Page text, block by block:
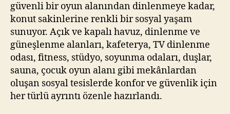
güvenli bir oyun alanından dinlenmeye kadar,
konut sakinlerine renkli bir sosyal yaşam
sunuyor. Açık ve kapalı havuz, dinlenme ve
güneşlenme alanları, kafeterya, TV dinlenme
odası, fitness, stüdyo, soyunma odaları, duşlar,
sauna, çocuk oyun alanı gibi mekânlardan
oluşan sosyal tesislerde konfor ve güvenlik için
her türlü ayrıntı özenle hazırlandı.